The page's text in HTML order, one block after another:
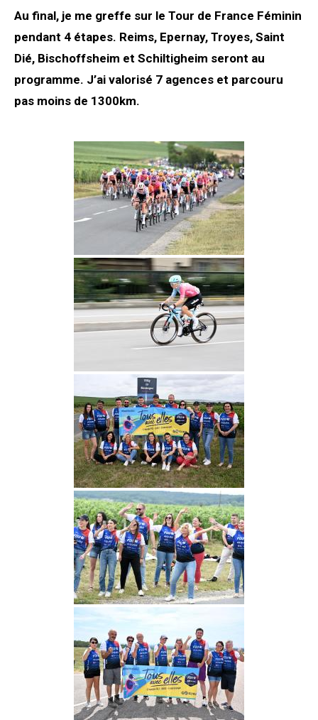
Au final, je me greffe sur le Tour de France Féminin
pendant 4 étapes. Reims, Epernay, Troyes, Saint
Dié, Bischoffsheim et Schiltigheim seront au
programme. J’ai valorisé 7 agences et parcouru
pas moins de 1300km.